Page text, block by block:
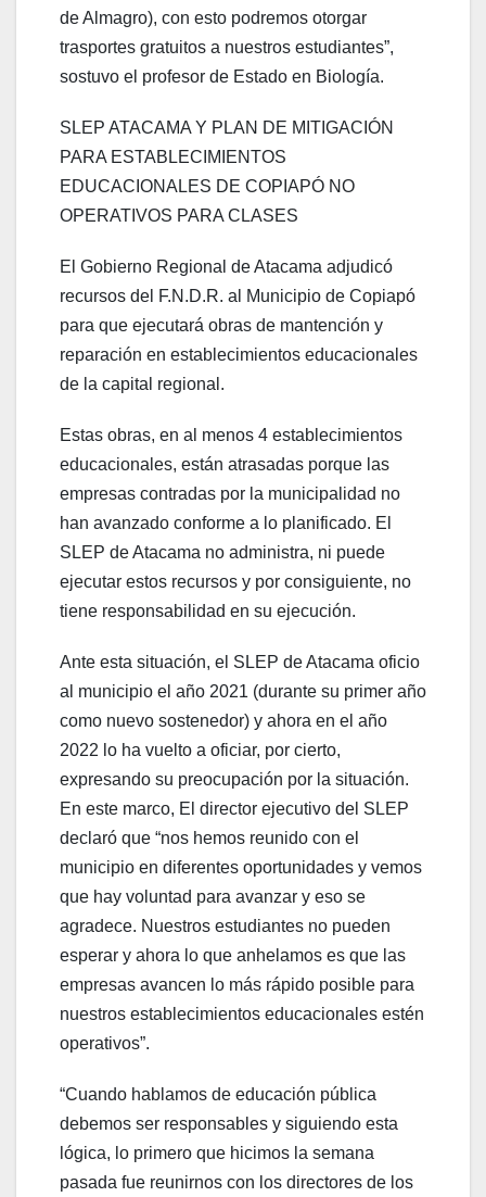
de Almagro), con esto podremos otorgar
trasportes gratuitos a nuestros estudiantes”,
sostuvo el profesor de Estado en Biología.
SLEP ATACAMA Y PLAN DE MITIGACIÓN
PARA ESTABLECIMIENTOS
EDUCACIONALES DE COPIAPÓ NO
OPERATIVOS PARA CLASES
El Gobierno Regional de Atacama adjudicó
recursos del F.N.D.R. al Municipio de Copiapó
para que ejecutará obras de mantención y
reparación en establecimientos educacionales
de la capital regional.
Estas obras, en al menos 4 establecimientos
educacionales, están atrasadas porque las
empresas contradas por la municipalidad no
han avanzado conforme a lo planificado. El
SLEP de Atacama no administra, ni puede
ejecutar estos recursos y por consiguiente, no
tiene responsabilidad en su ejecución.
Ante esta situación, el SLEP de Atacama oficio
al municipio el año 2021 (durante su primer año
como nuevo sostenedor) y ahora en el año
2022 lo ha vuelto a oficiar, por cierto,
expresando su preocupación por la situación.
En este marco, El director ejecutivo del SLEP
declaró que “nos hemos reunido con el
municipio en diferentes oportunidades y vemos
que hay voluntad para avanzar y eso se
agradece. Nuestros estudiantes no pueden
esperar y ahora lo que anhelamos es que las
empresas avancen lo más rápido posible para
nuestros establecimientos educacionales estén
operativos”.
“Cuando hablamos de educación pública
debemos ser responsables y siguiendo esta
lógica, lo primero que hicimos la semana
pasada fue reunirnos con los directores de los